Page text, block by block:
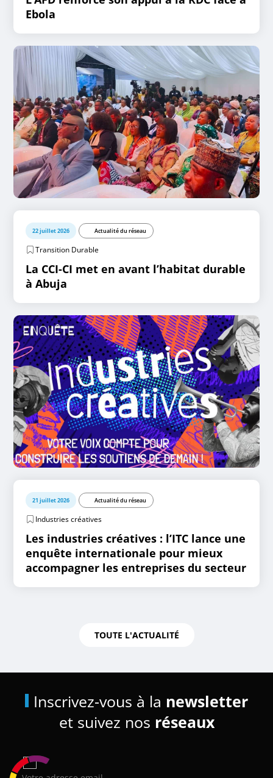
Ebola
22 juillet 2026 Actualité du réseau
Transition Durable
La CCI-CI met en avant l’habitat durable
à Abuja
21 juillet 2026 Actualité du réseau
Industries créatives
Les industries créatives : l’ITC lance une
enquête internationale pour mieux
accompagner les entreprises du secteur
TOUTE L'ACTUALITÉ
Inscrivez-vous à la newsletter
et suivez nos réseaux